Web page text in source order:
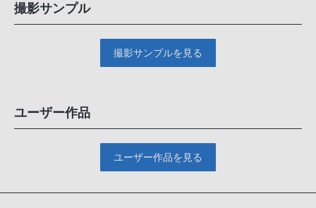
撮影サンプル
撮影サンプルを見る
ユーザー作品
ユーザー作品を見る